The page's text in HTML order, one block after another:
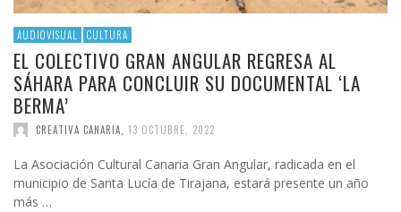
AUDIOVISUAL CULTURA
EL COLECTIVO GRAN ANGULAR REGRESA AL
SÁHARA PARA CONCLUIR SU DOCUMENTAL ‘LA
BERMA’
CREATIVA CANARIA 13 OCTUBRE, 2022
La Asociación Cultural Canaria Gran Angular, radicada en el
municipio de Santa Lucía de Tirajana, estará presente un año
más …